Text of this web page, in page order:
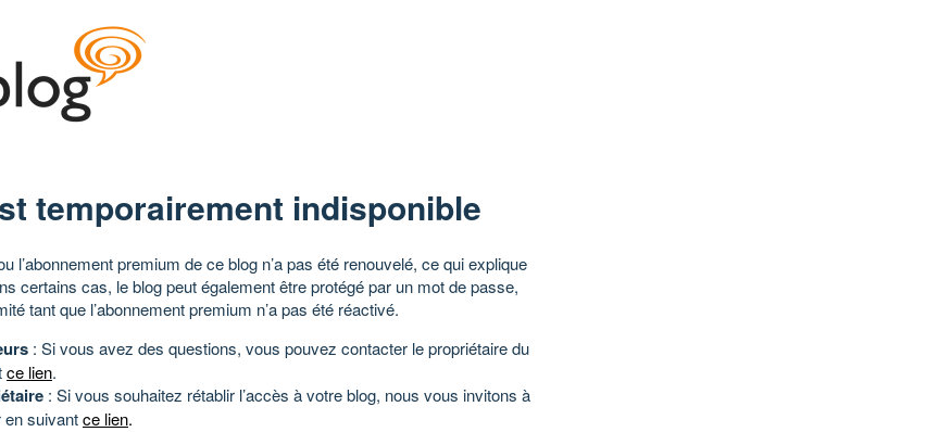
temporairement indisponible
l’abonnement premium de ce blog n’a pas été renouvelé, ce qui explique
certains cas, le blog peut également être protégé par un mot de passe,
tant que l’abonnement premium n’a pas été réactivé.
: Si vous avez des questions, vous pouvez contacter le propriétaire du
ce lien.
: Si vous souhaitez rétablir l’accès à votre blog, nous vous invitons à
en suivantce lien.